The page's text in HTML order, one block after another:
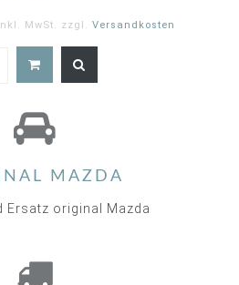
MwSt. zzgl. Versandkosten
MAZDA
Ersatz original Mazda